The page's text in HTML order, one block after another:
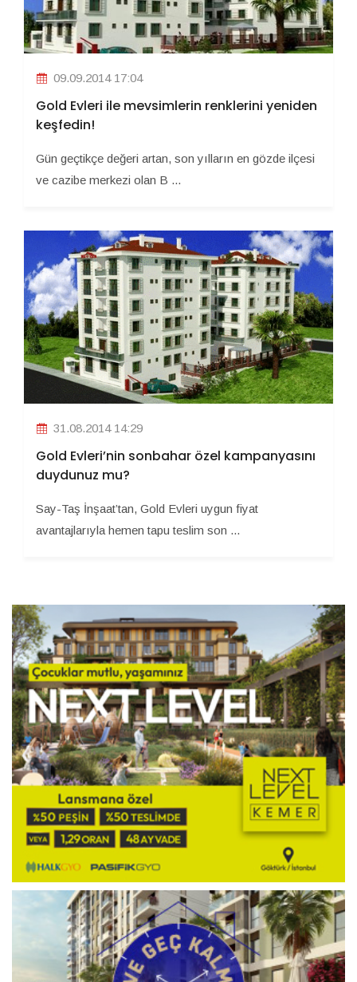
09.09.2014 17:04
Gold Evleri ile mevsimlerin renklerini yeniden
keşfedin!
Gün geçtikçe değeri artan, son yılların en gözde ilçesi
ve cazibe merkezi olan B ...
31.08.2014 14:29
Gold Evleri’nin sonbahar özel kampanyasını
duydunuz mu?
Say-Taş İnşaat’tan, Gold Evleri uygun fiyat
avantajlarıyla hemen tapu teslim son ...